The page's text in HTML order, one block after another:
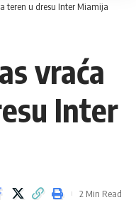
teren u dresu Inter Miamija
vraća
Inter
2 Min Read